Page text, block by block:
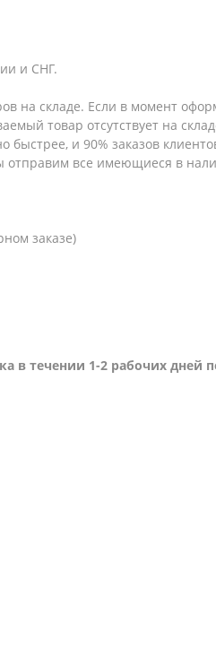
и СНГ.
на складе. Если в момент
товар отсутствует на
быстрее, и 90% заказов
отправим все имеющиеся в
заказе)
в течении 1-2 рабочих дней